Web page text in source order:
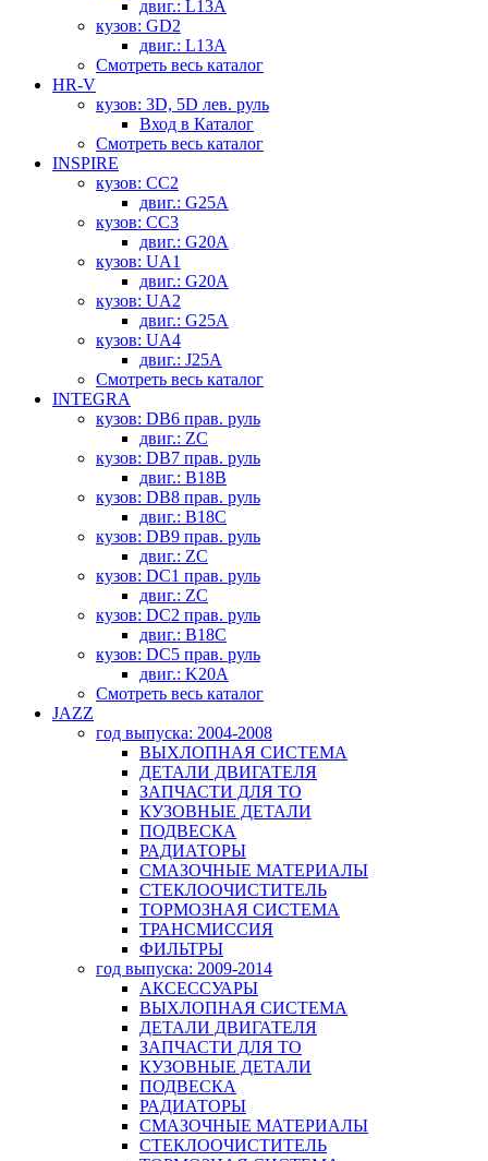
двиг.: L13A
кузов: GD2
двиг.: L13A
Смотреть весь каталог
HR-V
кузов: 3D, 5D лев. руль
Вход в Каталог
Смотреть весь каталог
INSPIRE
кузов: CC2
двиг.: G25A
кузов: CC3
двиг.: G20A
кузов: UA1
двиг.: G20A
кузов: UA2
двиг.: G25A
кузов: UA4
двиг.: J25A
Смотреть весь каталог
INTEGRA
кузов: DB6 прав. руль
двиг.: ZC
кузов: DB7 прав. руль
двиг.: B18B
кузов: DB8 прав. руль
двиг.: B18C
кузов: DB9 прав. руль
двиг.: ZC
кузов: DC1 прав. руль
двиг.: ZC
кузов: DC2 прав. руль
двиг.: B18C
кузов: DC5 прав. руль
двиг.: K20A
Смотреть весь каталог
JAZZ
год выпуска: 2004-2008
ВЫХЛОПНАЯ СИСТЕМА
ДЕТАЛИ ДВИГАТЕЛЯ
ЗАПЧАСТИ ДЛЯ ТО
КУЗОВНЫЕ ДЕТАЛИ
ПОДВЕСКА
РАДИАТОРЫ
СМАЗОЧНЫЕ МАТЕРИАЛЫ
СТЕКЛООЧИСТИТЕЛЬ
ТОРМОЗНАЯ СИСТЕМА
ТРАНСМИССИЯ
ФИЛЬТРЫ
год выпуска: 2009-2014
АКСЕССУАРЫ
ВЫХЛОПНАЯ СИСТЕМА
ДЕТАЛИ ДВИГАТЕЛЯ
ЗАПЧАСТИ ДЛЯ ТО
КУЗОВНЫЕ ДЕТАЛИ
ПОДВЕСКА
РАДИАТОРЫ
СМАЗОЧНЫЕ МАТЕРИАЛЫ
СТЕКЛООЧИСТИТЕЛЬ